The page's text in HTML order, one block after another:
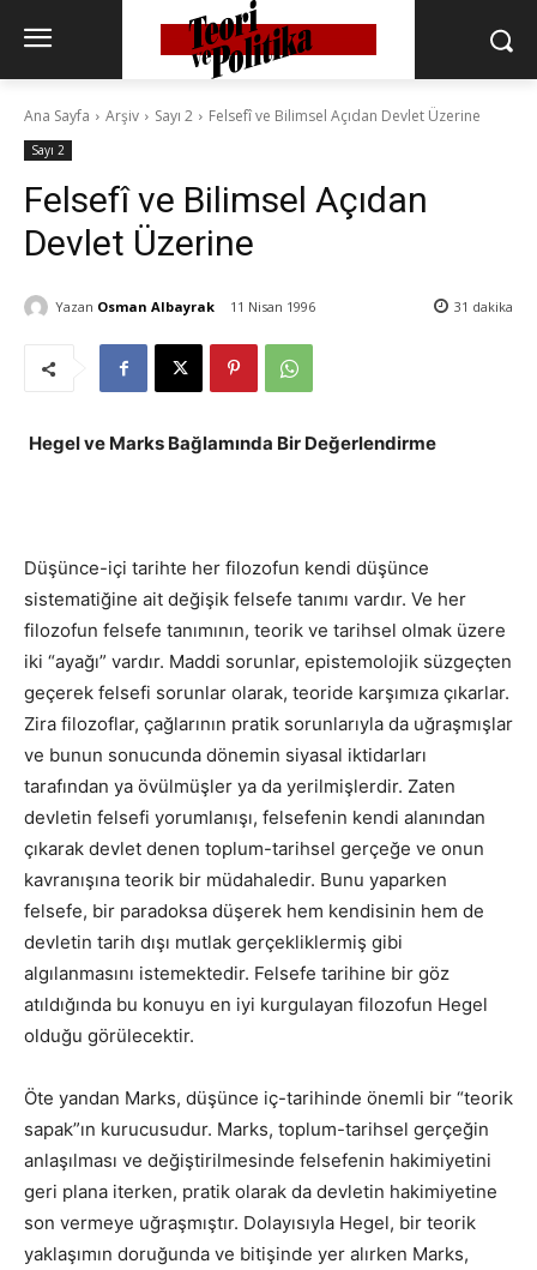
Ana Sayfa Arşiv Sayı 2 Felsefî ve Bilimsel Açıdan Devlet Üzerine
Sayı 2
Felsefî ve Bilimsel Açıdan
Devlet Üzerine
Yazan Osman Albayrak 11 Nisan 1996 31 dakika
Hegel ve Marks Bağlamında Bir Değerlendirme
Düşünce-içi tarihte her filozofun kendi düşünce
sistematiğine ait değişik felsefe tanımı vardır. Ve her
filozofun felsefe tanımının, teorik ve tarihsel olmak üzere
iki “ayağı” vardır. Maddi sorunlar, epistemolojik süzgeçten
geçerek felsefi sorunlar olarak, teoride karşımıza çıkarlar.
Zira filozoflar, çağlarının pratik sorunlarıyla da uğraşmışlar
ve bunun sonucunda dönemin siyasal iktidarları
tarafından ya övülmüşler ya da yerilmişlerdir. Zaten
devletin felsefi yorumlanışı, felsefenin kendi alanından
çıkarak devlet denen toplum-tarihsel gerçeğe ve onun
kavranışına teorik bir müdahaledir. Bunu yaparken
felsefe, bir paradoksa düşerek hem kendisinin hem de
devletin tarih dışı mutlak gerçekliklermiş gibi
algılanmasını istemektedir. Felsefe tarihine bir göz
atıldığında bu konuyu en iyi kurgulayan filozofun Hegel
olduğu görülecektir.
Öte yandan Marks, düşünce iç-tarihinde önemli bir “teorik
sapak”ın kurucusudur. Marks, toplum-tarihsel gerçeğin
anlaşılması ve değiştirilmesinde felsefenin hakimiyetini
geri plana iterken, pratik olarak da devletin hakimiyetine
son vermeye uğraşmıştır. Dolayısıyla Hegel, bir teorik
yaklaşımın doruğunda ve bitişinde yer alırken Marks,